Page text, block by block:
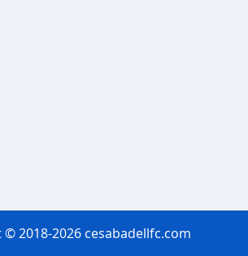
2018-2026 cesabadellfc.com